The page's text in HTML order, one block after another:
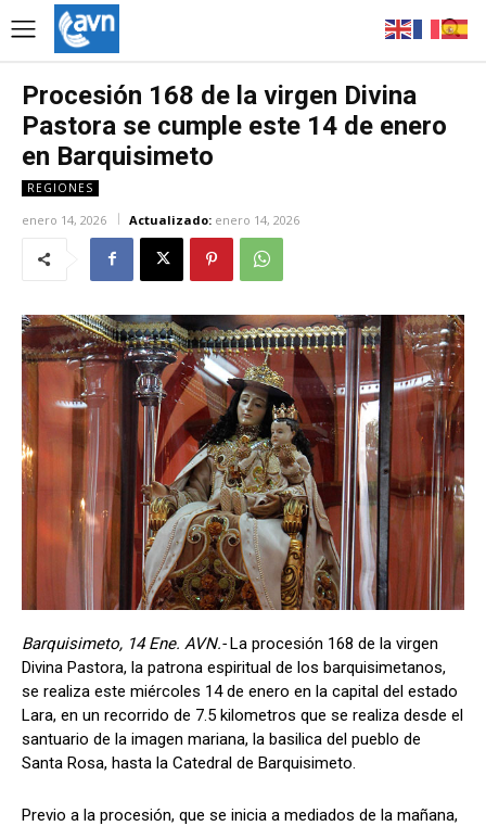
Procesión 168 de la virgen Divina
Pastora se cumple este 14 de enero
en Barquisimeto
REGIONES
enero 14, 2026 Actualizado: enero 14, 2026
Barquisimeto, 14 Ene. AVN.-La procesión 168 de la virgen
Divina Pastora, la patrona espiritual de los barquisimetanos,
se realiza este miércoles 14 de enero en la capital del estado
Lara, en un recorrido de 7.5 kilometros que se realiza desde el
santuario de la imagen mariana, la basilica del pueblo de
Santa Rosa, hasta la Catedral de Barquisimeto.
Previo a la procesión, que se inicia a mediados de la mañana,